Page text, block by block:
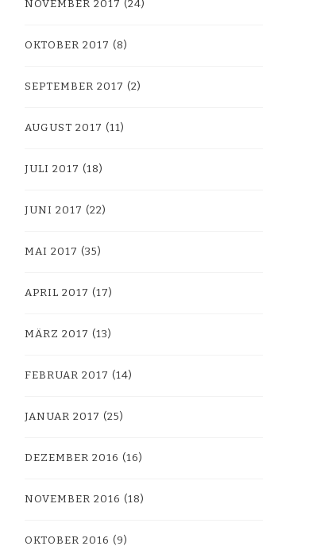
NOVEMBER 2017 (24)
OKTOBER 2017 (8)
SEPTEMBER 2017 (2)
AUGUST 2017 (11)
JULI 2017 (18)
JUNI 2017 (22)
MAI 2017 (35)
APRIL 2017 (17)
MÄRZ 2017 (13)
FEBRUAR 2017 (14)
JANUAR 2017 (25)
DEZEMBER 2016 (16)
NOVEMBER 2016 (18)
OKTOBER 2016 (9)